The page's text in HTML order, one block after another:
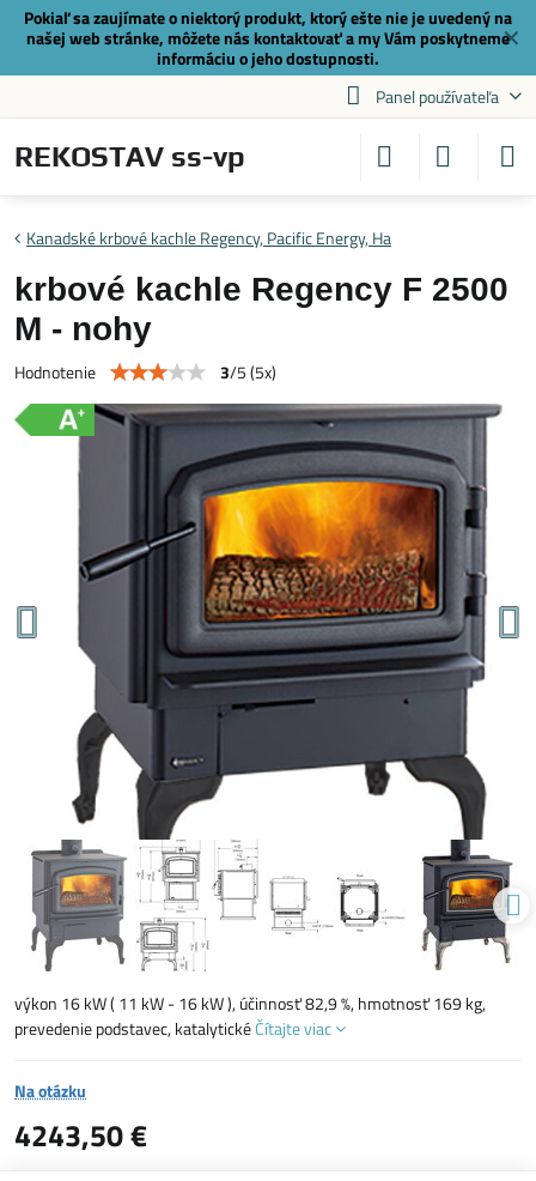
✕
Pokiaľ sa zaujímate o niektorý produkt, ktorý ešte nie je uvedený na
našej web stránke, môžete nás kontaktovaťa my Vám poskytneme
informáciu o jeho dostupnosti.
Panel používateľa
REKOSTAV ss-vp
Kanadské krbové kachle Regency, Pacific Energy, Ha
krbové kachle Regency F 2500
M - nohy
Hodnotenie 3/5(5x)
výkon 16 kW ( 11 kW - 16 kW ), účinnosť 82,9 %, hmotnosť 169 kg,
prevedenie podstavec, katalytickéČítajte viac
Na otázku
4243,50 €